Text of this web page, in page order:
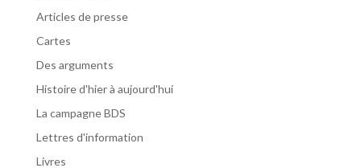
Articles de presse
Cartes
Des arguments
Histoire d'hier à aujourd'hui
La campagne BDS
Lettres d'information
Livres